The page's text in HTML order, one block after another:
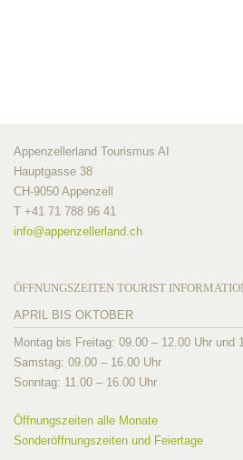
Appenzellerland Tourismus AI
Hauptgasse 38
CH-9050 Appenzell
T +41 71 788 96 41
info@appenzellerland.ch
ÖFFNUNGSZEITEN TOURIST
APRIL BIS OKTOBER
Montag bis Freitag: 09.00 – 12.00 Uhr und
Samstag: 09.00 – 16.00 Uhr
Sonntag: 11.00 – 16.00 Uhr
Öffnungszeiten alle Monate
Sonderöffnungszeiten und Feiertage